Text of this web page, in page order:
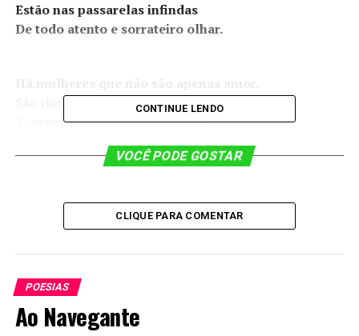
Estão nas passarelas infindas
De todo atento e sorrateiro olhar.
São iluminadas. E, na verdade,
Trazem n´alma a chama maior
São guerreiras! E tem na voz
O timbre mágico e forte
De quem vence a vida e a morte.
Há mulheres que por serem guerreiras,
Iluminadas e belas
CONTINUE LENDO
VOCÊ PODE GOSTAR
CLIQUE PARA COMENTAR
POESIAS
Ao Navegante